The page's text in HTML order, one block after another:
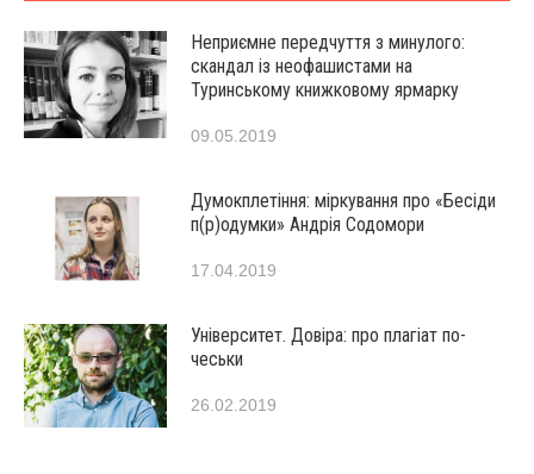
Неприємне передчуття з минулого:
скандал із неофашистами на
Туринському книжковому ярмарку
09.05.2019
Думокплетіння: міркування про «Бесіди
п(р)одумки» Андрія Содомори
17.04.2019
Університет. Довіра: про плагіат по-
чеськи
26.02.2019